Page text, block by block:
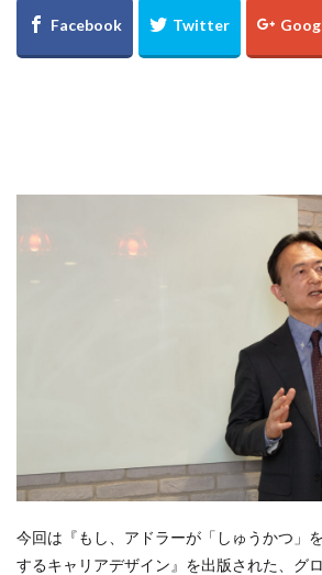
今回は『もし、アドラーが「しゅうかつ」
するキャリアデザイン』を出版された、グ